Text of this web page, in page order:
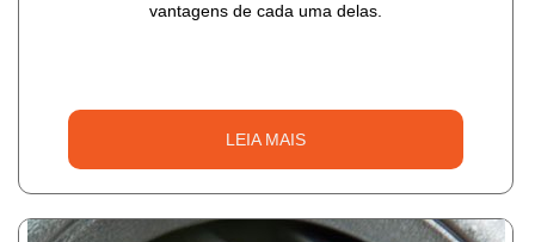
vantagens de cada uma delas.
LEIA MAIS